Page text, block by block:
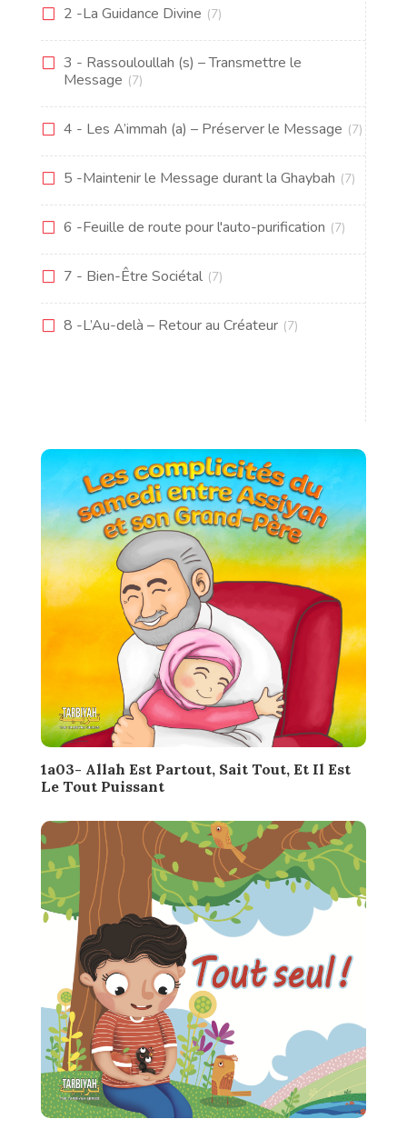
2 -La Guidance Divine (7)
3 - Rassouloullah (s) – Transmettre le
Message (7)
4 - Les A’immah (a) – Préserver le Message (7)
5 -Maintenir le Message durant la Ghaybah (7)
6 -Feuille de route pour l'auto-purification (7)
7 - Bien-Être Sociétal (7)
8 -L’Au-delà – Retour au Créateur (7)
1a03- Allah Est Partout, Sait Tout, Et Il Est
Le Tout Puissant